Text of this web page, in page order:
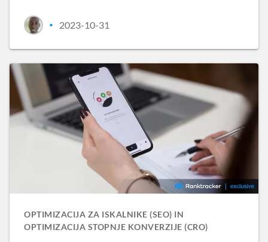
• 2023-10-31
OPTIMIZACIJA ZA ISKALNIKE (SEO) IN
OPTIMIZACIJA STOPNJE KONVERZIJE (CRO)